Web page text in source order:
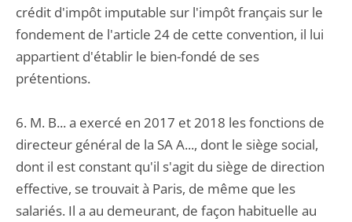
crédit d'impôt imputable sur l'impôt français sur le
fondement de l'article 24 de cette convention, il lui
appartient d'établir le bien-fondé de ses
prétentions.
6. M. B... a exercé en 2017 et 2018 les fonctions de
directeur général de la SA A..., dont le siège social,
dont il est constant qu'il s'agit du siège de direction
effective, se trouvait à Paris, de même que les
salariés. Il a au demeurant, de façon habituelle au